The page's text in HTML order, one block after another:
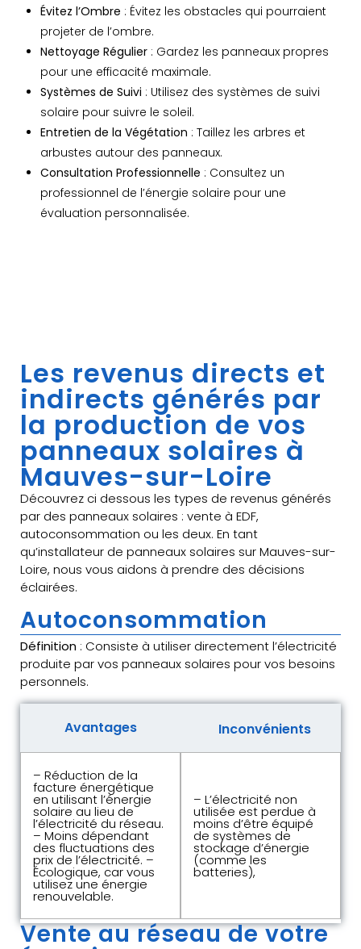
Évitez l’Ombre : Évitez les obstacles qui pourraient
projeter de l’ombre.
Nettoyage Régulier : Gardez les panneaux propres
pour une efficacité maximale.
Systèmes de Suivi : Utilisez des systèmes de suivi
solaire pour suivre le soleil.
Entretien de la Végétation : Taillez les arbres et
arbustes autour des panneaux.
Consultation Professionnelle : Consultez un
professionnel de l’énergie solaire pour une
évaluation personnalisée.
Les revenus directs et
indirects générés par
la production de vos
panneaux solaires à
Mauves-sur-Loire
Découvrez ci dessous les types de revenus générés
par des panneaux solaires : vente à EDF,
autoconsommation ou les deux. En tant
qu’installateur de panneaux solaires sur Mauves-sur-
Loire, nous vous aidons à prendre des décisions
éclairées.
Autoconsommation
Définition : Consiste à utiliser directement l’électricité
produite par vos panneaux solaires pour vos besoins
personnels.
Avantages Inconvénients
– Réduction de la
facture énergétique
en utilisant l’énergie
solaire au lieu de
l’électricité du réseau.
– Moins dépendant
des fluctuations des
prix de l’électricité. –
Écologique, car vous
utilisez une énergie
renouvelable.
– L’électricité non
utilisée est perdue à
moins d’être équipé
de systèmes de
stockage d’énergie
(comme les
batteries),
Vente au réseau de votre